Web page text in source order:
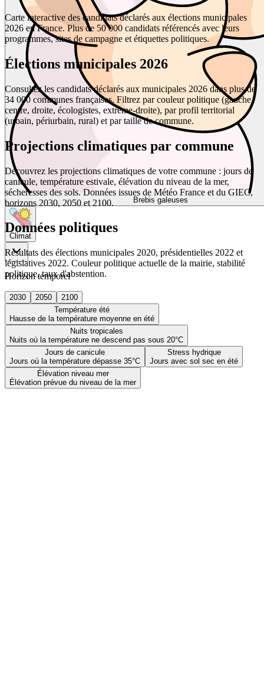
Brebis galeuses
Climat
Horizon temporel
2030 2050
2100
Température été
Hausse de la température moyenne en été
Nuits tropicales
Nuits où la température ne descend pas sous 20°C
Jours de canicule
Jours où la température dépasse 35°C
Stress hydrique
Jours avec sol sec en été
Élévation niveau mer
Élévation prévue du niveau de la mer
Carte interactive des candidats déclarés aux élections municipales
2026 en France. Plus de 50 000 candidats référencés avec leurs
programmes, sites de campagne et étiquettes politiques.
Élections municipales 2026
Consultez les candidats déclarés aux municipales 2026 dans plus de
34 000 communes françaises. Filtrez par couleur politique (gauche,
centre, droite, écologistes, extrême-droite), par profil territorial
(urbain, périurbain, rural) et par taille de commune.
Projections climatiques par commune
Découvrez les projections climatiques de votre commune : jours de
canicule, température estivale, élévation du niveau de la mer,
sécheresses des sols. Données issues de Météo France et du GIEC,
horizons 2030, 2050 et 2100.
Données politiques
Résultats des élections municipales 2020, présidentielles 2022 et
législatives 2022. Couleur politique actuelle de la mairie, stabilité
politique, taux d'abstention.